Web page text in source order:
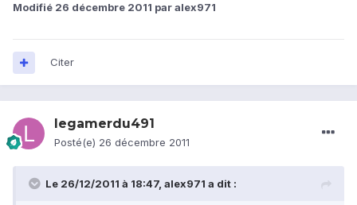
Modifié 26 décembre 2011 par alex971
Citer
legamerdu491
Posté(e) 26 décembre 2011
Le 26/12/2011 à 18:47, alex971 a dit :